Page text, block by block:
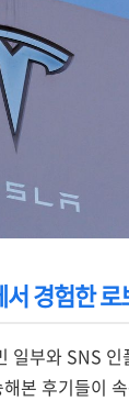
경험한
일부와 SNS 인
본 후기들이